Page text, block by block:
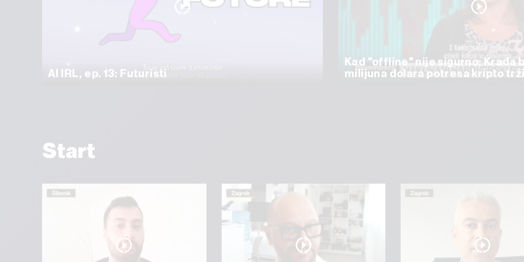
AI IRL, ep. 13: Futuristi
Kad "offline" nije sigurno: Krađa
milijuna dolara potresa kripto
Start